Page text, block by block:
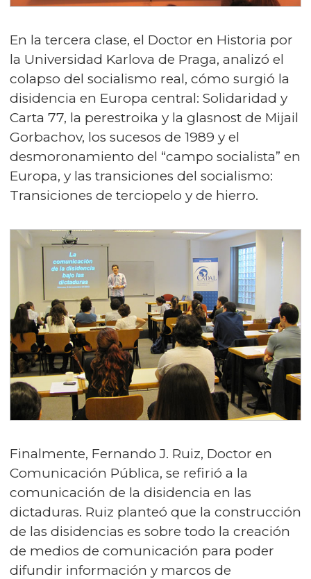
En la tercera clase, el Doctor en Historia por
la Universidad Karlova de Praga, analizó el
colapso del socialismo real, cómo surgió la
disidencia en Europa central: Solidaridad y
Carta 77, la perestroika y la glasnost de Mijail
Gorbachov, los sucesos de 1989 y el
desmoronamiento del “campo socialista” en
Europa, y las transiciones del socialismo:
Transiciones de terciopelo y de hierro.
Finalmente, Fernando J. Ruiz, Doctor en
Comunicación Pública, se refirió a la
comunicación de la disidencia en las
dictaduras. Ruiz planteó que la construcción
de las disidencias es sobre todo la creación
de medios de comunicación para poder
difundir información y marcos de